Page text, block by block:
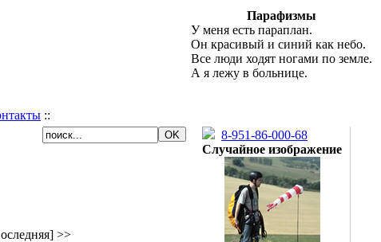
Парафизмы
У меня есть параплан.
Он красивый и синий как небо.
Все люди ходят ногами по земле.
А я лежу в больнице.
::
>>
8-951-86-000-68
Случайное изображение